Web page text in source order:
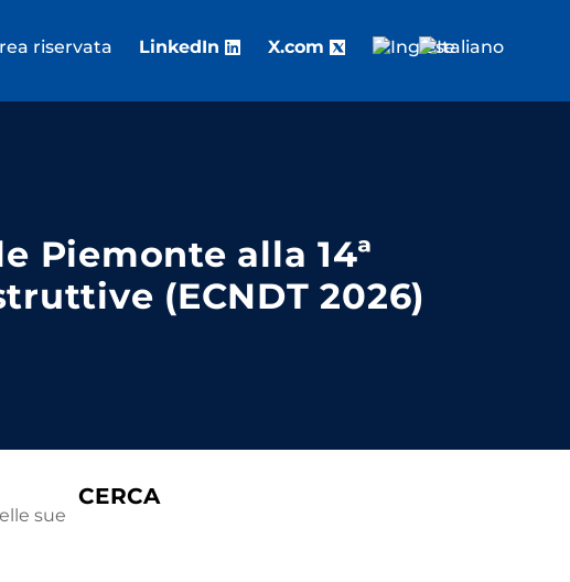
riservata LinkedIn X.com
Piemonte alla 14ª
(ECNDT 2026)
sue
CERCA